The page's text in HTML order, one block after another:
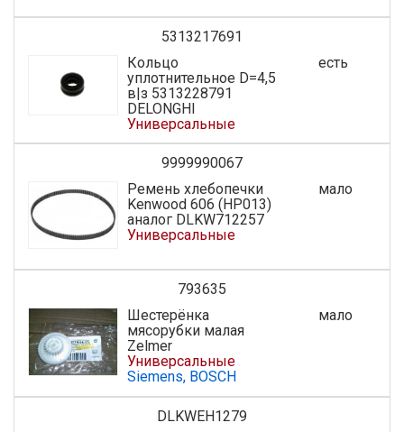
5313217691
Кольцо
уплотнительное D=4,5
в|з 5313228791
DELONGHI
Универсальные
есть
9999990067
Ремень хлебопечки
Kenwood 606 (НР013)
аналог DLKW712257
Универсальные
мало
793635
Шестерёнка
мясорубки малая
Zelmer
Универсальные
Siemens, BOSCH
мало
DLKWEH1279